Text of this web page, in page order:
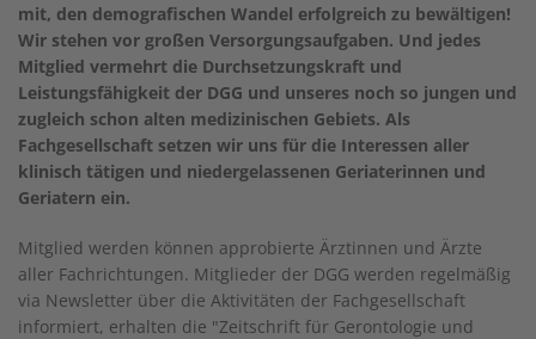
mit, den demografischen Wandel erfolgreich zu bewältigen!
Wir stehen vor großen Versorgungsaufgaben. Und jedes
Mitglied vermehrt die Durchsetzungskraft und
Leistungsfähigkeit der DGG und unseres noch so jungen und
zugleich schon alten medizinischen Gebiets. Als
Fachgesellschaft setzen wir uns für die Interessen aller
klinisch tätigen und niedergelassenen Geriaterinnen und
Geriatern ein.
Mitglied werden können approbierte Ärztinnen und Ärzte
aller Fachrichtungen. Mitglieder der DGG werden regelmäßig
via Newsletter über die Aktivitäten der Fachgesellschaft
informiert, erhalten die "Zeitschrift für Gerontologie und